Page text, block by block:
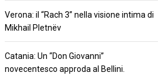
Verona: il “Rach 3” nella visione intima di
Mikhail Pletnëv
Catania: Un “Don Giovanni”
novecentesco approda al Bellini.